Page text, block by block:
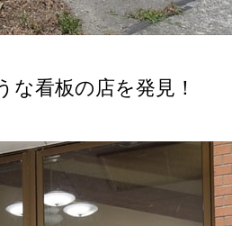
看板の店を発見！